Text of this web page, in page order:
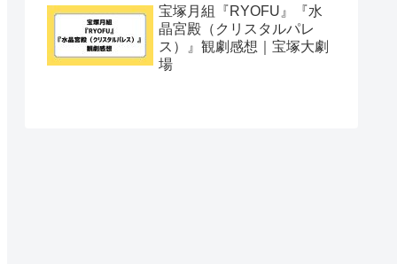
宝塚月組『RYOFU』『水
晶宮殿（クリスタルパレ
ス）』観劇感想｜宝塚大劇
場